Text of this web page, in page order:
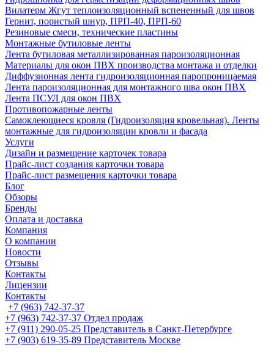
Вилатерм Жгут теплоизоляционный вспененный для швов
Гернит, пористый шнур, ПРП-40, ПРП-60
Резиновые смеси, технические пластины
Монтажные бутиловые ленты
Лента бутиловая металлизированная пароизоляционная
Материалы для окон ПВХ производства монтажа и отделки
Диффузионная лента гидроизоляционная паропроницаемая
Лента пароизоляционная для монтажного шва окон ПВХ
Лента ПСУЛ для окон ПВХ
Противопожарные ленты
Самоклеющиеся кровля (Гидроизоляция кровельная). Ленты
монтажные для гидроизоляции кровли и фасада
Услуги
Дизайн и размещение карточек товара
Прайс-лист создания карточки товара
Прайс-лист размещения карточки товара
Блог
Обзоры
Бренды
Оплата и доставка
Компания
О компании
Новости
Отзывы
Контакты
Лицензии
Контакты
+7 (963) 742-37-37
+7 (963) 742-37-37 Отдел продаж
+7 (911) 290-05-25 Представитель в Санкт-Петербурге
+7 (903) 619-35-89 Представитель Москве